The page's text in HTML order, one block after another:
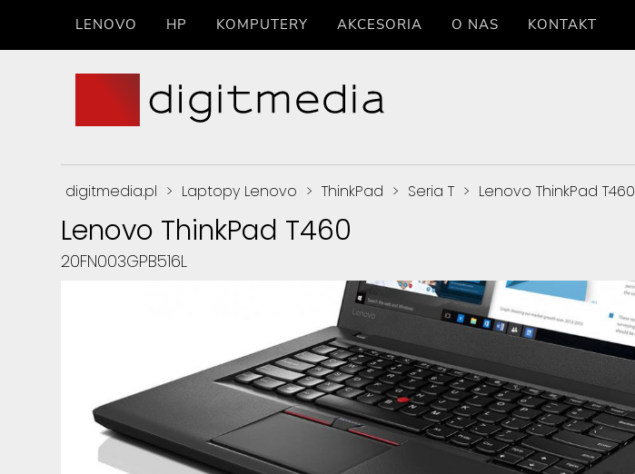
LENOVO HP KOMPUTERY AKCESORIA O NAS KONTAKT
digitmedia.pl > Laptopy Lenovo > ThinkPad > Seria T > Lenovo ThinkPad T460
Lenovo ThinkPad T460
20FN003GPB516L